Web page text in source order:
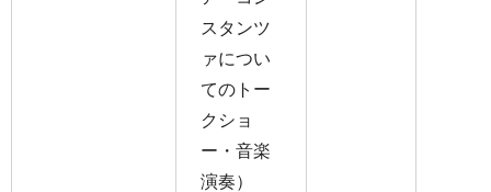
スタンツ
ァについ
てのトー
クショ
ー・音楽
演奏）